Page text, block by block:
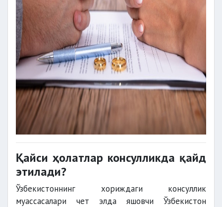
Қайси ҳолатлар консулликда қайд
этилади?
Ўзбекистоннинг хориждаги консуллик
муассасалари чет элда яшовчи Ўзбекистон